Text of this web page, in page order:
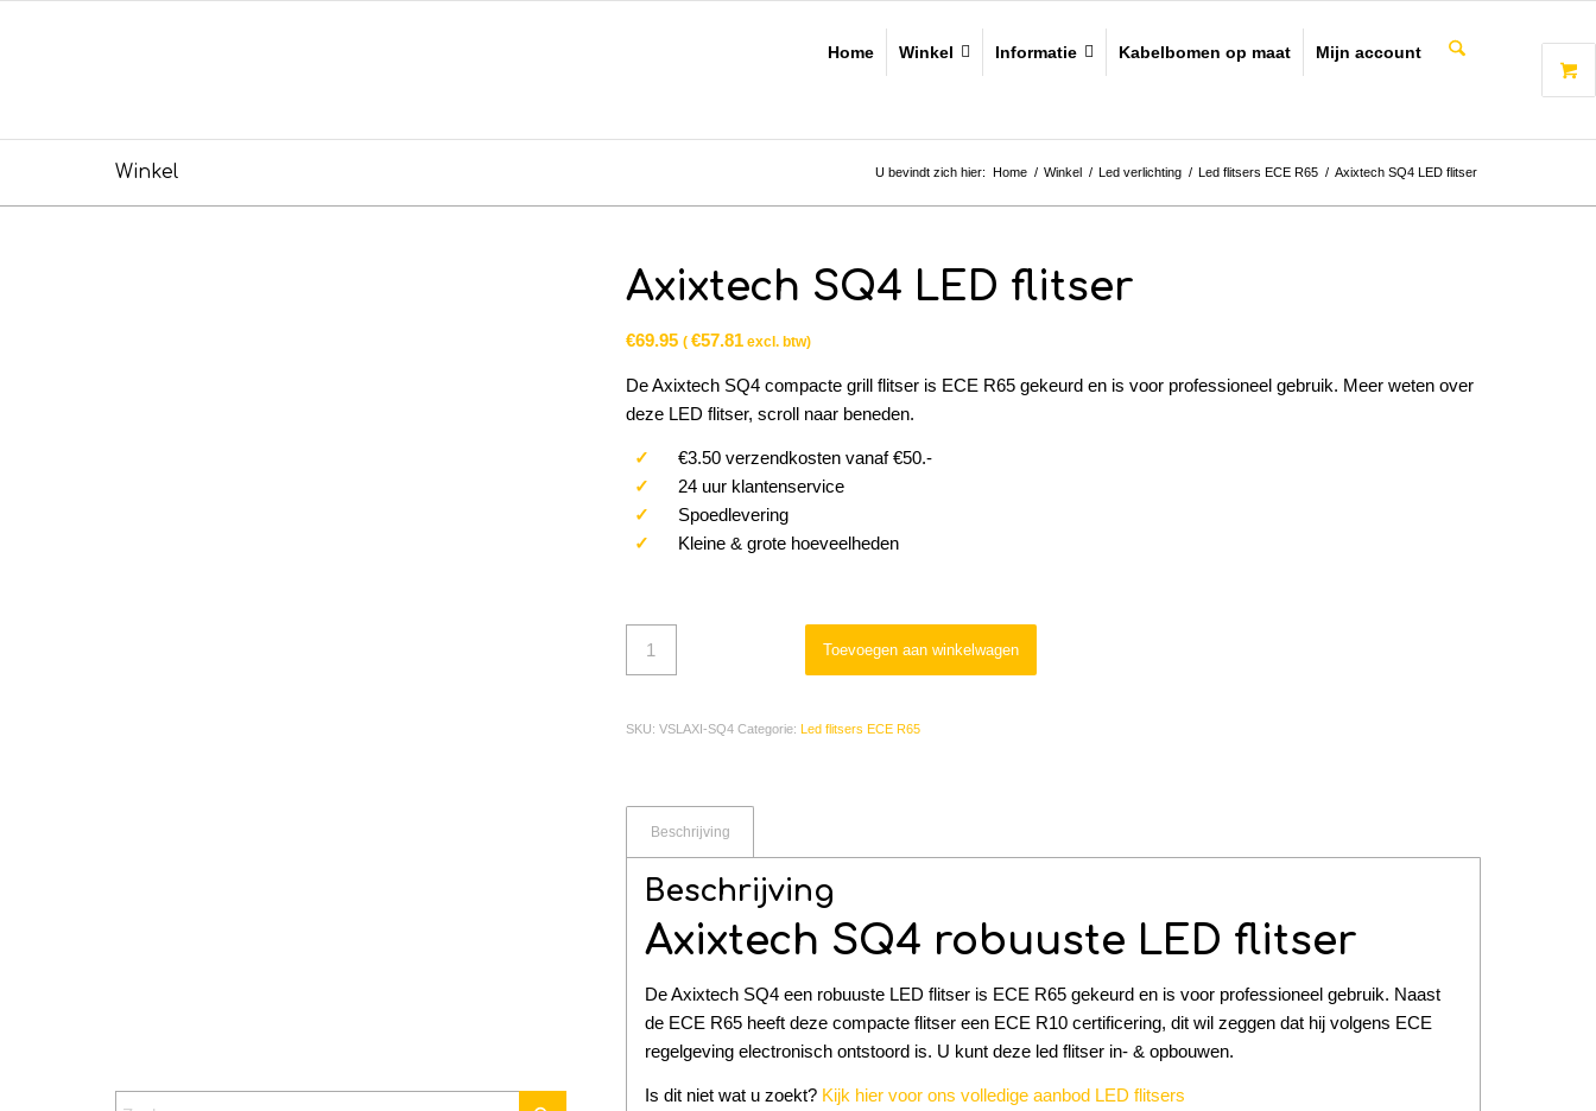
Home Winkel Informatie Kabelbomen op maat Mijn account
Winkel U bevindt zich hier: Home / Winkel / Led verlichting / Led flitsers ECE R65 / Axixtech SQ4 LED flitser
Axixtech SQ4 LED flitser
€69.95 ( €57.81excl. btw)
De Axixtech SQ4 compacte grill flitser is ECE R65 gekeurd en is voor professioneel gebruik. Meer weten over
deze LED flitser, scroll naar beneden.
✓ €3.50 verzendkosten vanaf €50.-
✓ 24 uur klantenservice
✓ Spoedlevering
✓ Kleine & grote hoeveelheden
Toevoegen aan winkelwagen
SKU: VSLAXI-SQ4 Categorie: Led flitsers ECE R65
Beschrijving
Beschrijving
Axixtech SQ4 robuuste LED flitser
De Axixtech SQ4 een robuuste LED flitser is ECE R65 gekeurd en is voor professioneel gebruik. Naast
de ECE R65 heeft deze compacte flitser een ECE R10 certificering, dit wil zeggen dat hij volgens ECE
regelgeving electronisch ontstoord is. U kunt deze led flitser in- & opbouwen.
Is dit niet wat u zoekt? Kijk hier voor ons volledige aanbod LED flitsers